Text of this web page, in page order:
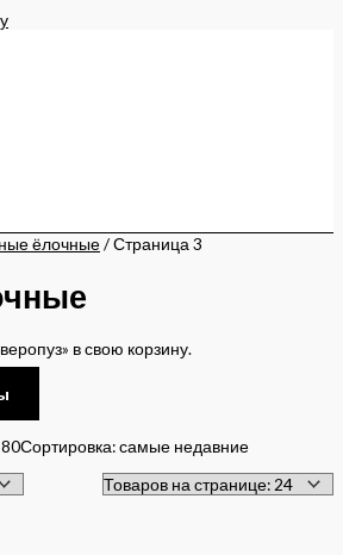
ёлочные/ Страница 3
в свою корзину.
Сортировка: самые недавние